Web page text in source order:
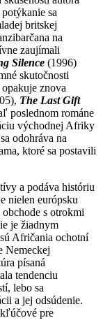
sa
britskej
na
zaujímali
Silence (1996)
skutočnosti
znova
The Last Gift
poslednom románe
východnej Afriky
odohráva na
ktoré sa postavili
a podáva históriu
nielen európsku
s otrokmi
je žiadnym
Afričania ochotní
Nemeckej
písaná
tendenciu
lebo sa
a jej odsúdenie.
pre